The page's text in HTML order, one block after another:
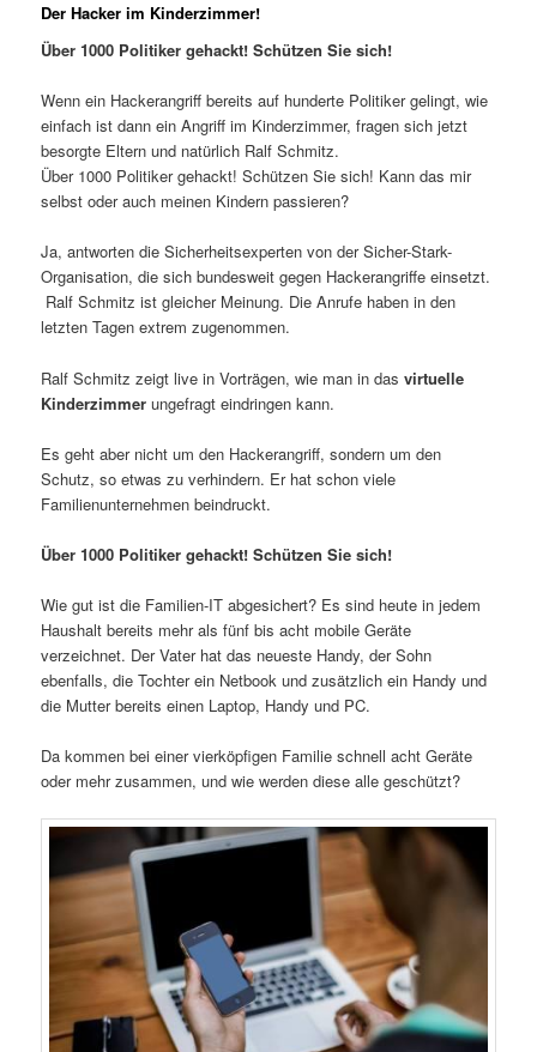
Der Hacker im Kinderzimmer!
Über 1000 Politiker gehackt! Schützen Sie sich!
Wenn ein Hackerangriff bereits auf hunderte Politiker gelingt, wie
einfach ist dann ein Angriff im Kinderzimmer, fragen sich jetzt
besorgte Eltern und natürlich Ralf Schmitz.
Über 1000 Politiker gehackt! Schützen Sie sich! Kann das mir
selbst oder auch meinen Kindern passieren?
Ja, antworten die Sicherheitsexperten von der Sicher-Stark-
Organisation, die sich bundesweit gegen Hackerangriffe einsetzt.
Ralf Schmitz ist gleicher Meinung. Die Anrufe haben in den
letzten Tagen extrem zugenommen.
Ralf Schmitz zeigt live in Vorträgen, wie man in dasvirtuelle
Kinderzimmer ungefragt eindringen kann.
Es geht aber nicht um den Hackerangriff, sondern um den
Schutz, so etwas zu verhindern. Er hat schon viele
Familienunternehmen beindruckt.
Über 1000 Politiker gehackt! Schützen Sie sich!
Wie gut ist die Familien-IT abgesichert? Es sind heute in jedem
Haushalt bereits mehr als fünf bis acht mobile Geräte
verzeichnet. Der Vater hat das neueste Handy, der Sohn
ebenfalls, die Tochter ein Netbook und zusätzlich ein Handy und
die Mutter bereits einen Laptop, Handy und PC.
Da kommen bei einer vierköpfigen Familie schnell acht Geräte
oder mehr zusammen, und wie werden diese alle geschützt?